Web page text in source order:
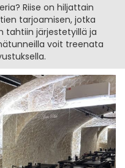
Riise on hiljattain
tarjoamisen, jotka
tahtiin järjestetyillä ja
voit treenata